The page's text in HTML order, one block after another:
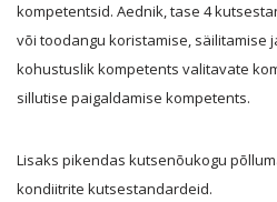
kompetentsid. Aednik, tase 4
või toodangu koristamise, säilitamise
kohustuslik kompetents valitavate
sillutise paigaldamise kompetents.
Lisaks pikendas kutsenõukogu
kondiitrite kutsestandardeid.